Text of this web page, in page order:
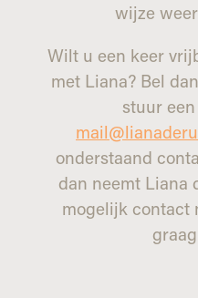
wijze
Wilt u een keer
met Liana? Bel
stuur
onderstaand
dan neemt Liana
mogelijk contact